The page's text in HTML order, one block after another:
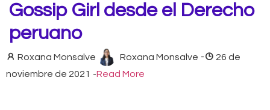
Gossip Girl desde el Derecho
peruano
Roxana Monsalve Roxana Monsalve -
26 de
noviembre de 2021 -Read More